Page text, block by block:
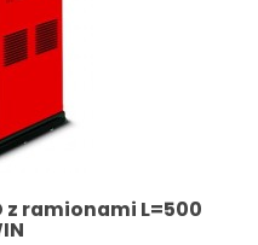
z ramionami L=500